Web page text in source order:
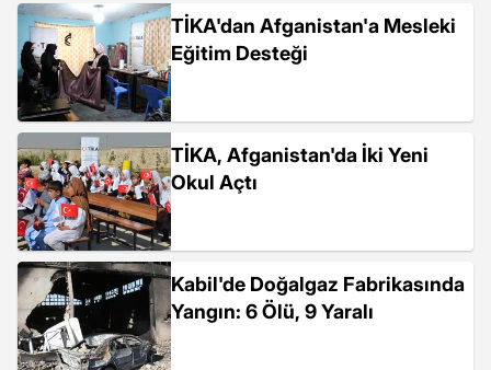
TİKA'dan Afganistan'a Mesleki
Eğitim Desteği
TİKA, Afganistan'da İki Yeni
Okul Açtı
Kabil'de Doğalgaz Fabrikasında
Yangın: 6 Ölü, 9 Yaralı